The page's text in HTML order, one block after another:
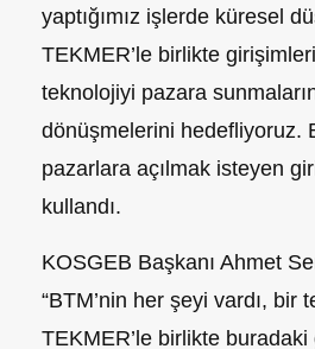
yaptığımız işlerde küresel
TEKMER’le birlikte
teknolojiyi pazara
dönüşmelerini hedefliyoruz.
pazarlara açılmak isteyen
kullandı.
KOSGEB Başkanı Ahmet
“BTM’nin her şeyi vardı,
TEKMER’le birlikte